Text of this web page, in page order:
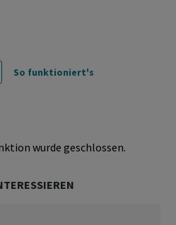
So funktioniert's
wurde geschlossen.